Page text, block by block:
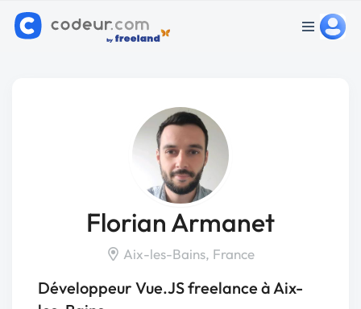
Florian Armanet
Aix-les-Bains, France
Développeur Vue.JS freelance à Aix-